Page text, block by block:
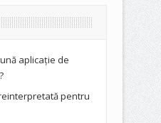
aplicație de
pentru